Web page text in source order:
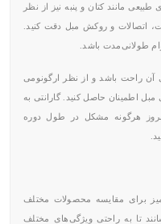
مانند کتان و پنبه نیز از نظر
اتصالات و روکش مبل دقت کنید.
طولانی‌مدت باشد.
آن راحت باشد و از نظر ارگونومی
اطمینان حاصل کنید. گارانتی به
هرگونه مشکل در طول دوره
برای مقایسه محصولات مختلف
تا به راحتی ویژگی‌های مختلف